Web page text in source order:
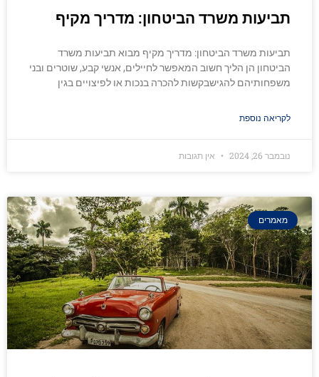
תביעות משרד הביטחון: מדריך מקיף
תביעות משרד הביטחון: מדריך מקיף מבוא תביעות משרד
הביטחון הן הליך חשוב המאפשר לחיילים, אנשי קבע, שוטרים ובני
משפחותיהם להגישבקשות להכרה בנכות או לפיצויים בגין
לקריאה נוספת
נובמבר 26, 2024 אין תגובות
מאמרים